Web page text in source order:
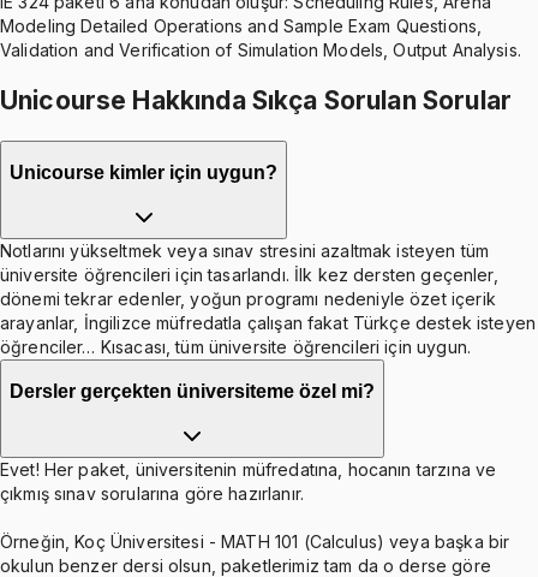
Modeling Detailed Operations and Sample Exam Questions,
Validation and Verification of Simulation Models, Output Analysis.
Unicourse Hakkında Sıkça Sorulan Sorular
Unicourse kimler için uygun?
Notlarını yükseltmek veya sınav stresini azaltmak isteyen tüm
üniversite öğrencileri için tasarlandı. İlk kez dersten geçenler,
dönemi tekrar edenler, yoğun programı nedeniyle özet içerik
arayanlar, İngilizce müfredatla çalışan fakat Türkçe destek isteyen
öğrenciler… Kısacası, tüm üniversite öğrencileri için uygun.
Dersler gerçekten üniversiteme özel mi?
Evet! Her paket, üniversitenin müfredatına, hocanın tarzına ve
çıkmış sınav sorularına göre hazırlanır.
Örneğin, Koç Üniversitesi - MATH 101 (Calculus) veya başka bir
okulun benzer dersi olsun, paketlerimiz tam da o derse göre